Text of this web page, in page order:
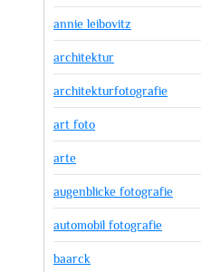
annie leibovitz
architektur
architekturfotografie
art foto
arte
augenblicke fotografie
automobil fotografie
baarck